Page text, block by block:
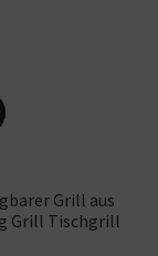
Grill aus
Grill Tischgrill